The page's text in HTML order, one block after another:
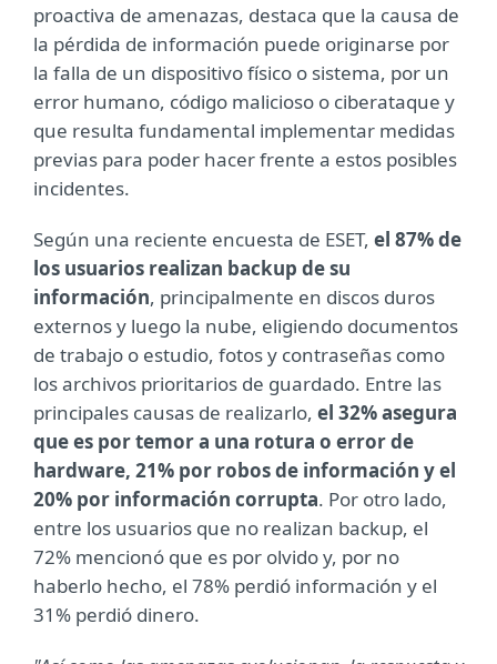
proactiva de amenazas, destaca que la causa de
la pérdida de información puede originarse por
la falla de un dispositivo físico o sistema, por un
error humano, código malicioso o ciberataque y
que resulta fundamental implementar medidas
previas para poder hacer frente a estos posibles
incidentes.
Según una reciente encuesta de ESET, el 87% de
los usuarios realizan backup de su
información, principalmente en discos duros
externos y luego la nube, eligiendo documentos
de trabajo o estudio, fotos y contraseñas como
los archivos prioritarios de guardado. Entre las
principales causas de realizarlo, el 32% asegura
que es por temor a una rotura o error de
hardware, 21% por robos de información y el
20% por información corrupta. Por otro lado,
entre los usuarios que no realizan backup, el
72% mencionó que es por olvido y, por no
haberlo hecho, el 78% perdió información y el
31% perdió dinero.